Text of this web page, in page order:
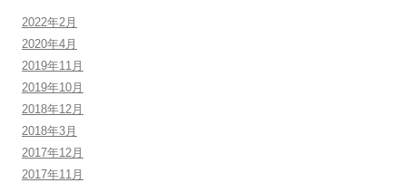
2022年2月
2020年4月
2019年11月
2019年10月
2018年12月
2018年3月
2017年12月
2017年11月